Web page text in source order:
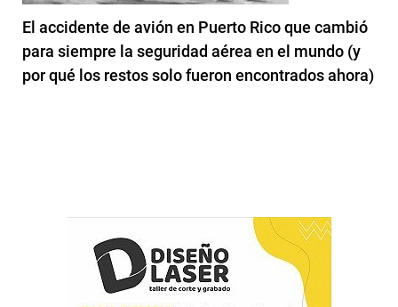
El accidente de avión en Puerto Rico que cambió
para siempre la seguridad aérea en el mundo (y
por qué los restos solo fueron encontrados ahora)